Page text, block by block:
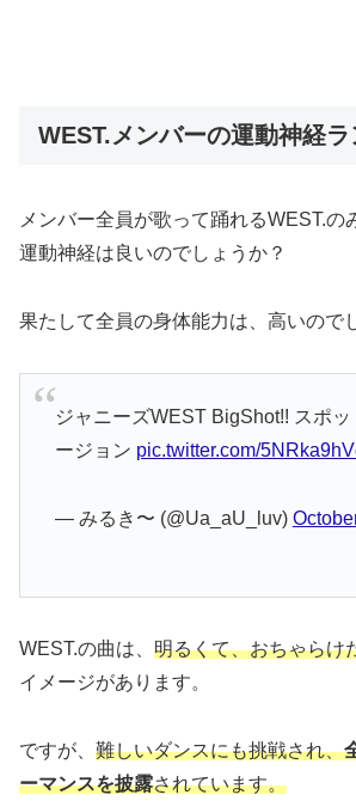
WEST.メンバーの運動神経ラ
メンバー全員が歌って踊れるWEST.の
運動神経は良いのでしょうか？
果たして全員の身体能力は、高いので
ジャニーズWEST BigShot!! スポ
ージョン pic.twitter.com/
— みるき〜 (@Ua_aU_luv)
WEST.の曲は、 明るくて、おちゃらけ
イメージがあります。
ですが、 難しいダンスにも挑戦され、
ーマンスを披露されています。